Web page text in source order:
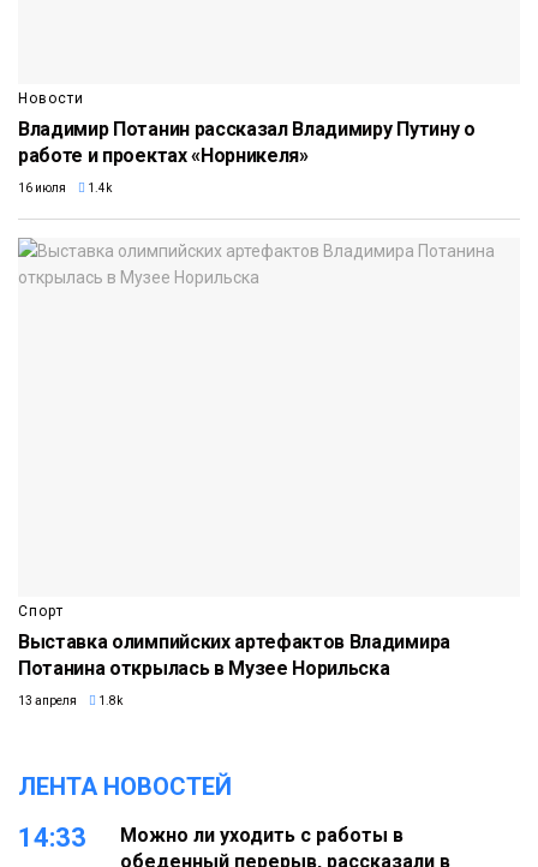
Новости
Владимир Потанин рассказал Владимиру Путину о
работе и проектах «Норникеля»
16 июля 1.4k
Спорт
Выставка олимпийских артефактов Владимира
Потанина открылась в Музее Норильска
13 апреля 1.8k
ЛЕНТА НОВОСТЕЙ
14:33
Можно ли уходить с работы в
обеденный перерыв, рассказали в